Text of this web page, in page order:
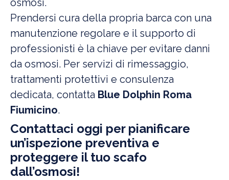
osmosi.
Prendersi cura della propria barca con una
manutenzione regolare e il supporto di
professionisti è la chiave per evitare danni
da osmosi. Per servizi di rimessaggio,
trattamenti protettivi e consulenza
dedicata, contatta Blue Dolphin Roma
Fiumicino.
Contattaci oggi per pianificare
un’ispezione preventiva e
proteggere il tuo scafo
dall’osmosi!